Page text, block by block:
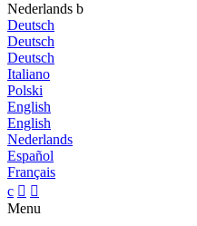
Nederlands b
Deutsch
Deutsch
Deutsch
Italiano
Polski
English
English
Nederlands
Español
Français
c  
Menu